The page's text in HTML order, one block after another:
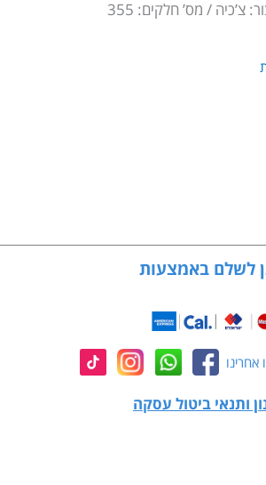
לשלם באמצעות
אחרינו
ותנאי ביטול עסקה